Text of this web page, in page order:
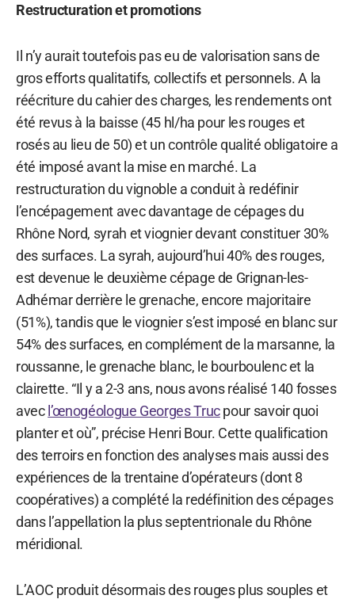
Restructuration et promotions
Il n’y aurait toutefois pas eu de valorisation sans de
gros efforts qualitatifs, collectifs et personnels. A la
réécriture du cahier des charges, les rendements ont
été revus à la baisse (45 hl/ha pour les rouges et
rosés au lieu de 50) et un contrôle qualité obligatoire a
été imposé avant la mise en marché. La
restructuration du vignoble a conduit à redéfinir
l’encépagement avec davantage de cépages du
Rhône Nord, syrah et viognier devant constituer 30%
des surfaces. La syrah, aujourd’hui 40% des rouges,
est devenue le deuxième cépage de Grignan-les-
Adhémar derrière le grenache, encore majoritaire
(51%), tandis que le viognier s’est imposé en blanc sur
54% des surfaces, en complément de la marsanne, la
roussanne, le grenache blanc, le bourboulenc et la
clairette. “Il y a 2-3 ans, nous avons réalisé 140 fosses
avec l’œnogéologue Georges Trucpour savoir quoi
planter et où”, précise Henri Bour. Cette qualification
des terroirs en fonction des analyses mais aussi des
expériences de la trentaine d’opérateurs (dont 8
coopératives) a complété la redéfinition des cépages
dans l’appellation la plus septentrionale du Rhône
méridional.
L’AOC produit désormais des rouges plus souples et